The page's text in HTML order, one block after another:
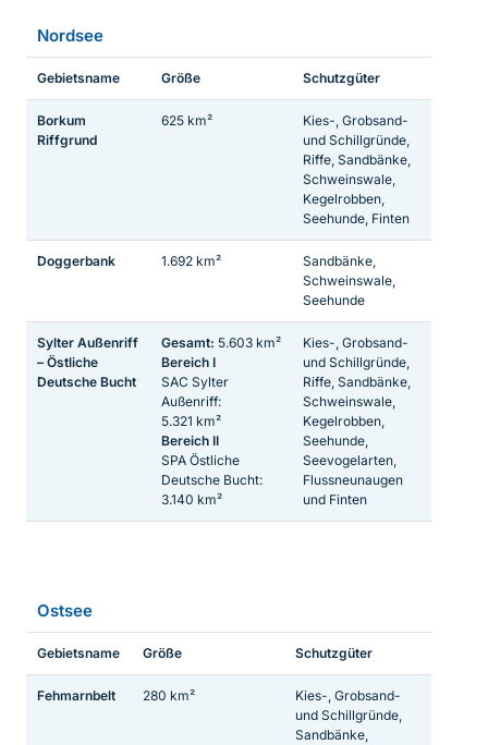
Nordsee
Gebietsname Größe Schutzgüter
Borkum
Riffgrund
625 km²
Kies-, Grobsand-
und Schillgründe,
Riffe, Sandbänke,
Schweinswale,
Kegelrobben,
Seehunde, Finten
Doggerbank 1.692 km²
Sandbänke,
Schweinswale,
Seehunde
Sylter Außenriff
– Östliche
Deutsche Bucht
Gesamt: 5.603 km²
Bereich I
SAC Sylter
Außenriff:
5.321 km²
Bereich II
SPA Östliche
Deutsche Bucht:
3.140 km²
Kies-, Grobsand-
und Schillgründe,
Riffe, Sandbänke,
Schweinswale,
Kegelrobben,
Seehunde,
Seevogelarten,
Flussneunaugen
und Finten
Ostsee
Gebietsname Größe Schutzgüter
Fehmarnbelt 280 km²
Kies-, Grobsand-
und Schillgründe,
Sandbänke,